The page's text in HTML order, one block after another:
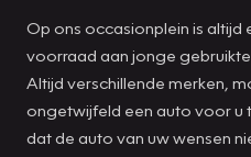
Op ons occasionplein is altijd
voorraad aan jonge
Altijd verschillende merken,
ongetwijfeld een auto voor u
dat de auto van uw wensen